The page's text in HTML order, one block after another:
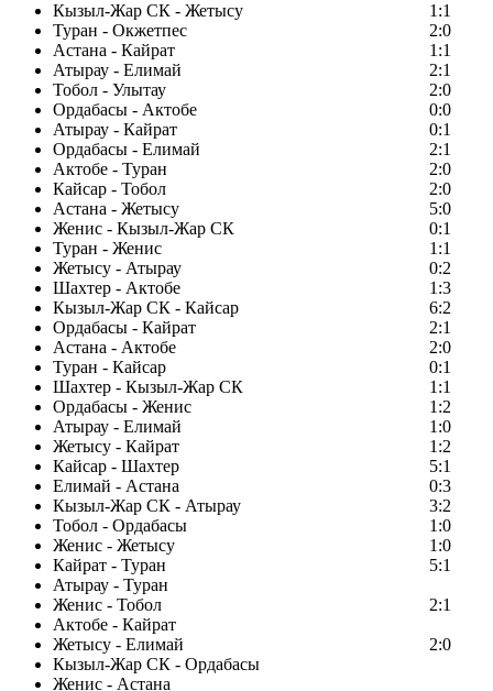
Кызыл-Жар СК - Жетысу
1:1
Туран - Окжетпес
2:0
Астана - Кайрат
1:1
Атырау - Елимай
2:1
Тобол - Улытау
2:0
Ордабасы - Актобе
0:0
Атырау - Кайрат
0:1
Ордабасы - Елимай
2:1
Актобе - Туран
2:0
Кайсар - Тобол
2:0
Астана - Жетысу
5:0
Женис - Кызыл-Жар СК
0:1
Туран - Женис
1:1
Жетысу - Атырау
0:2
Шахтер - Актобе
1:3
Кызыл-Жар СК - Кайсар
6:2
Ордабасы - Кайрат
2:1
Астана - Актобе
2:0
Туран - Кайсар
0:1
Шахтер - Кызыл-Жар СК
1:1
Ордабасы - Женис
1:2
Атырау - Елимай
1:0
Жетысу - Кайрат
1:2
Кайсар - Шахтер
5:1
Елимай - Астана
0:3
Кызыл-Жар СК - Атырау
3:2
Тобол - Ордабасы
1:0
Женис - Жетысу
1:0
Кайрат - Туран
5:1
Атырау - Туран
Женис - Тобол
2:1
Актобе - Кайрат
Жетысу - Елимай
2:0
Кызыл-Жар СК - Ордабасы
Женис - Астана